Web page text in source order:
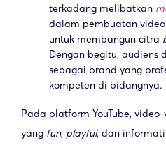
terkadang melibatkan
dalam pembuatan
untuk membangun citra
Dengan begitu, audiens
sebagai brand yang
kompeten di bidangnya.
Pada platform YouTube,
yang fun, playful, dan